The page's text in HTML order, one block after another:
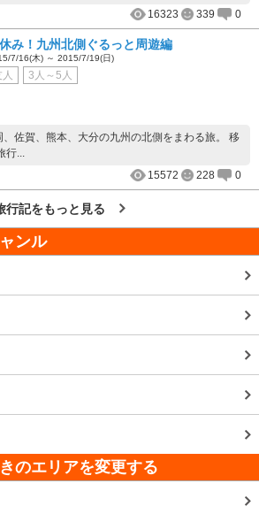
16323
339 0
み！九州北側ぐるっと周遊編
7/16(木) ～ 2015/7/19(日)
3人～5人
佐賀、熊本、大分の九州の北側をまわる旅。 移
...
15572
228 0
行記をもっと見る
ンル
のエリアを変更する